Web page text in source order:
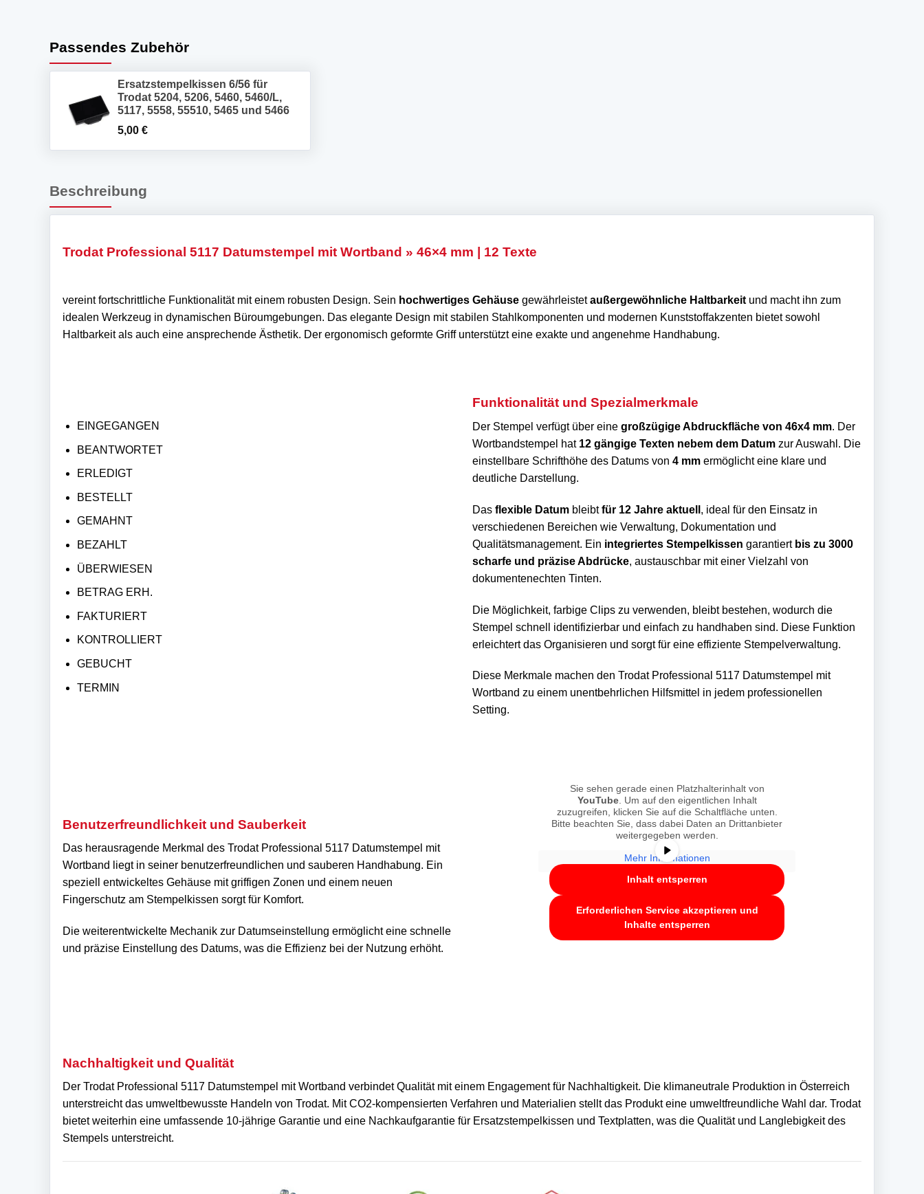
Passendes Zubehör
Ersatzstempelkissen 6/56 für
Trodat 5204, 5206, 5460, 5460/L,
5117, 5558, 55510, 5465 und 5466
5,00 €
Beschreibung
Trodat Professional 5117 Datumstempel mit Wortband » 46×4 mm | 12 Texte
vereint fortschrittliche Funktionalität mit einem robusten Design. Sein hochwertiges Gehäuse gewährleistetaußergewöhnliche Haltbarkeit und macht ihn zum
idealen Werkzeug in dynamischen Büroumgebungen. Das elegante Design mit stabilen Stahlkomponenten und modernen Kunststoffakzenten bietet sowohl
Haltbarkeit als auch eine ansprechende Ästhetik. Der ergonomisch geformte Griff unterstützt eine exakte und angenehme Handhabung.
EINGEGANGEN
BEANTWORTET
ERLEDIGT
BESTELLT
GEMAHNT
BEZAHLT
ÜBERWIESEN
BETRAG ERH.
FAKTURIERT
KONTROLLIERT
GEBUCHT
TERMIN
Funktionalität und Spezialmerkmale
Der Stempel verfügt über eine großzügige Abdruckfläche von 46x4 mm. Der
Wortbandstempel hat 12 gängige Texten nebem dem Datum zur Auswahl. Die
einstellbare Schrifthöhe des Datums von 4 mm ermöglicht eine klare und
deutliche Darstellung.
Das flexible Datum bleibtfür 12 Jahre aktuell , ideal für den Einsatz in
verschiedenen Bereichen wie Verwaltung, Dokumentation und
Qualitätsmanagement. Ein integriertes Stempelkissen garantiert bis zu 3000
scharfe und präzise Abdrücke, austauschbar mit einer Vielzahl von
dokumentenechten Tinten.
Die Möglichkeit, farbige Clips zu verwenden, bleibt bestehen, wodurch die
Stempel schnell identifizierbar und einfach zu handhaben sind. Diese Funktion
erleichtert das Organisieren und sorgt für eine effiziente Stempelverwaltung.
Diese Merkmale machen den Trodat Professional 5117 Datumstempel mit
Wortband zu einem unentbehrlichen Hilfsmittel in jedem professionellen
Setting.
Benutzerfreundlichkeit und Sauberkeit
Das herausragende Merkmal des Trodat Professional 5117 Datumstempel mit
Wortband liegt in seiner benutzerfreundlichen und sauberen Handhabung. Ein
speziell entwickeltes Gehäuse mit griffigen Zonen und einem neuen
Fingerschutz am Stempelkissen sorgt für Komfort.
Die weiterentwickelte Mechanik zur Datumseinstellung ermöglicht eine schnelle
und präzise Einstellung des Datums, was die Effizienz bei der Nutzung erhöht.
Sie sehen gerade einen Platzhalterinhalt von
YouTube. Um auf den eigentlichen Inhalt
zuzugreifen, klicken Sie auf die Schaltfläche unten.
Bitte beachten Sie, dass dabei Daten an Drittanbieter
weitergegeben werden.
Mehr Informationen
Inhalt entsperren
Erforderlichen Service akzeptieren und
Inhalte entsperren
Nachhaltigkeit und Qualität
Der Trodat Professional 5117 Datumstempel mit Wortband verbindet Qualität mit einem Engagement für Nachhaltigkeit. Die klimaneutrale Produktion in Österreich
unterstreicht das umweltbewusste Handeln von Trodat. Mit CO2-kompensierten Verfahren und Materialien stellt das Produkt eine umweltfreundliche Wahl dar. Trodat
bietet weiterhin eine umfassende 10-jährige Garantie und eine Nachkaufgarantie für Ersatzstempelkissen und Textplatten, was die Qualität und Langlebigkeit des
Stempels unterstreicht.